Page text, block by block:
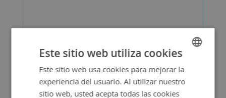
SPANISH
ENGLISH
Este sitio web utiliza cookies
Este sitio web usa cookies para mejorar la
experiencia del usuario. Al utilizar nuestro
sitio web, usted acepta todas las cookies